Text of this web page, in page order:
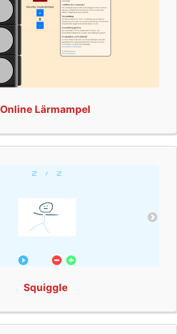
Online Lärmampel
Squiggle